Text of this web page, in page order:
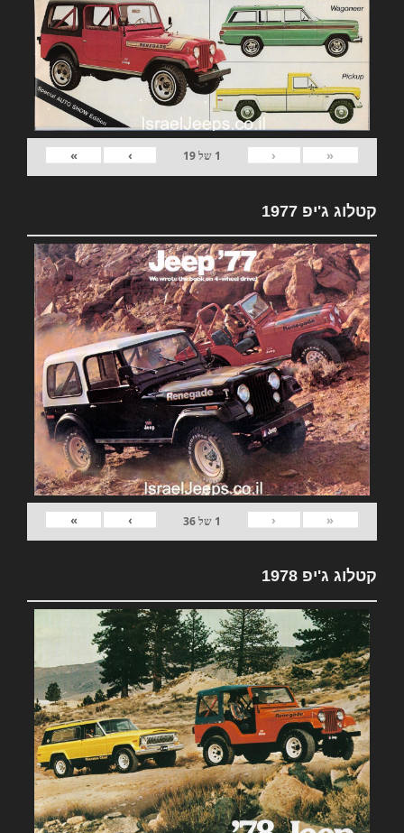
«
‹
1 של19
›
»
קטלוג ג'יפ 1977
«
‹
1 של36
›
»
קטלוג ג'יפ 1978